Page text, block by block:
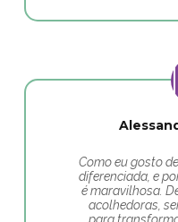
Como eu gosto
diferenciada, e
é maravilhosa.
acolhedoras,